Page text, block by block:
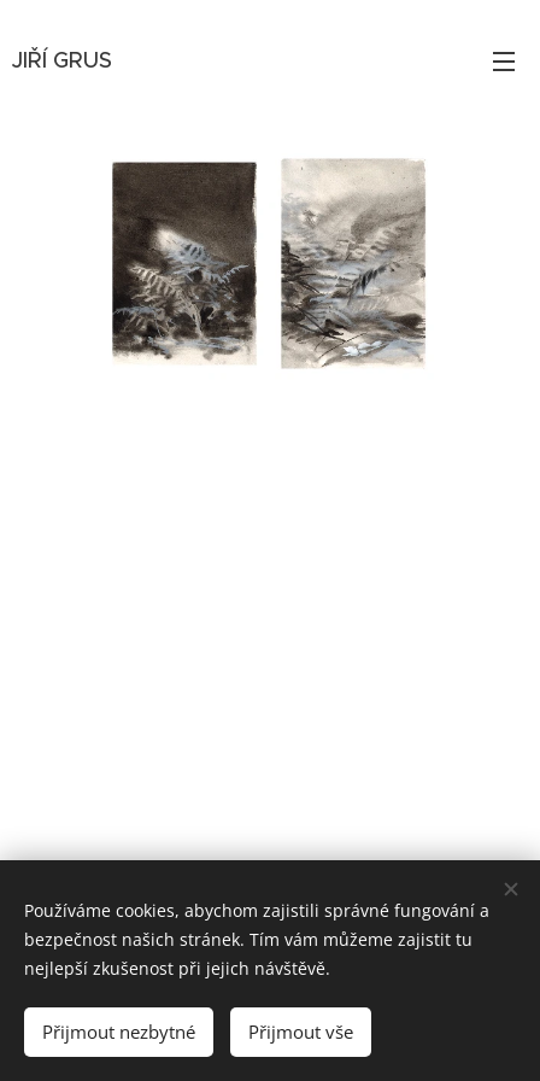
JIŘÍ GRUS
© 2025 Jiří Grus
Cookies
Používáme cookies, abychom zajistili správné fungování a
bezpečnost našich stránek. Tím vám můžeme zajistit tu
nejlepší zkušenost při jejich návštěvě.
Přijmout nezbytné Přijmout vše